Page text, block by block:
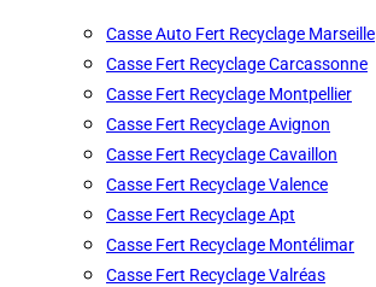
Casse Auto Fert Recyclage Marseille
Casse Fert Recyclage Carcassonne
Casse Fert Recyclage Montpellier
Casse Fert Recyclage Avignon
Casse Fert Recyclage Cavaillon
Casse Fert Recyclage Valence
Casse Fert Recyclage Apt
Casse Fert Recyclage Montélimar
Casse Fert Recyclage Valréas